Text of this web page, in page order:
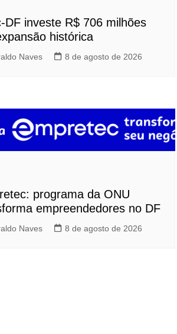
DF investe R$ 706 milhões
histórica
Naves 8 de agosto de 2026
programa da ONU
empreendedores no DF
Naves 8 de agosto de 2026